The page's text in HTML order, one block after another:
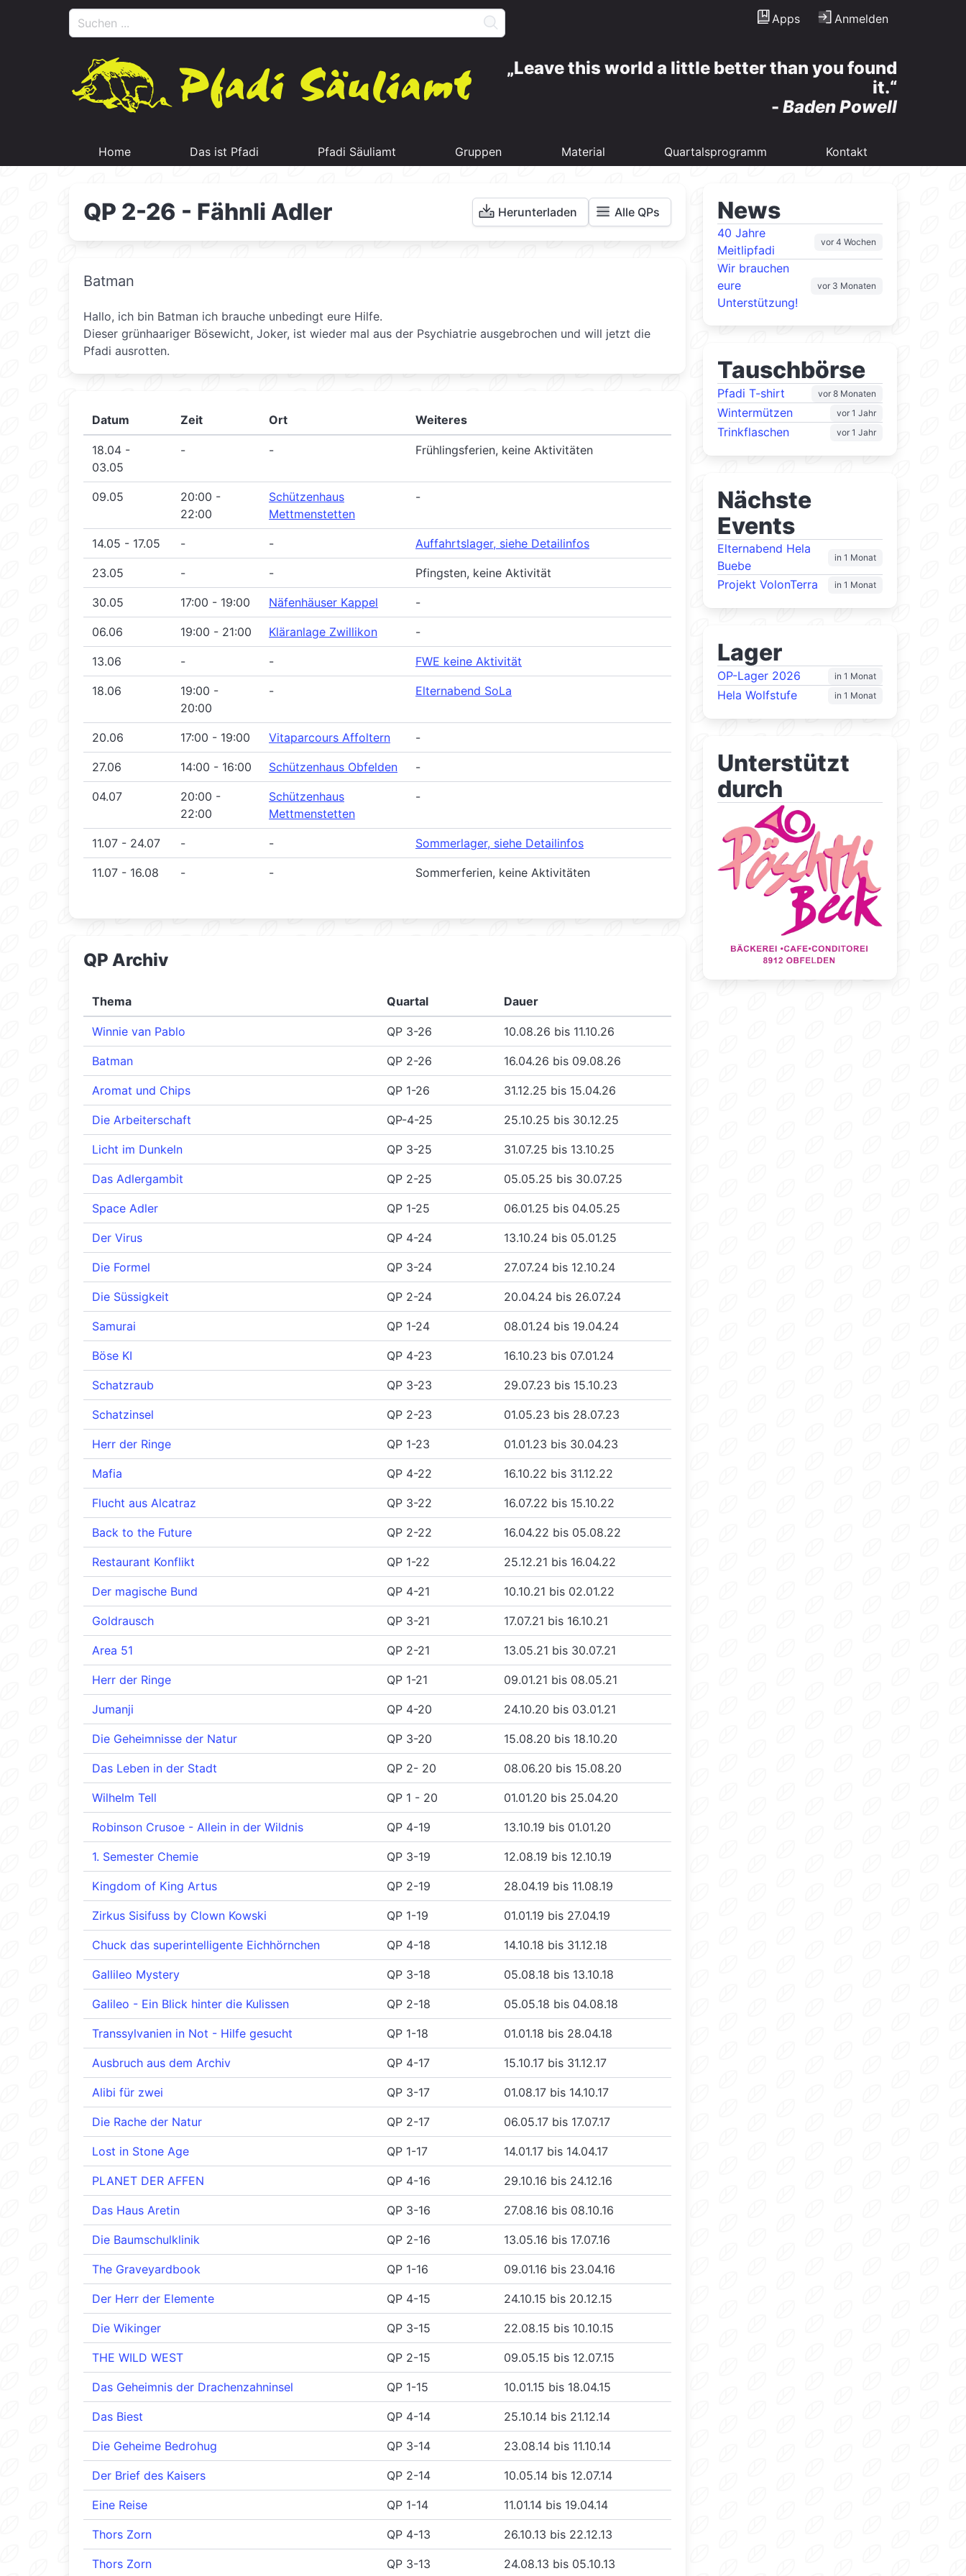
Apps Anmelden
Leave this world a little better than you found
it.
- Baden Powell
Home Das ist Pfadi Pfadi Säuliamt Gruppen Material Quartalsprogramm Kontakt
QP 2-26 - Fähnli Adler Herunterladen Alle QPs
Batman
Hallo, ich bin Batman ich brauche unbedingt eure Hilfe.
Dieser grünhaariger Bösewicht, Joker, ist wieder mal aus der Psychiatrie ausgebrochen und will jetzt die
Pfadi ausrotten.
Datum Zeit Ort Weiteres
18.04 -
03.05
- - Frühlingsferien, keine Aktivitäten
09.05
20:00 -
22:00
Schützenhaus
Mettmenstetten
-
14.05 - 17.05 - - Auffahrtslager, siehe Detailinfos
23.05 - - Pfingsten, keine Aktivität
30.05 17:00 - 19:00 Näfenhäuser Kappel -
06.06 19:00 - 21:00 Kläranlage Zwillikon -
13.06 - - FWE keine Aktivität
18.06
19:00 -
20:00
- Elternabend SoLa
20.06 17:00 - 19:00 Vitaparcours Affoltern -
27.06 14:00 - 16:00 Schützenhaus Obfelden -
04.07
20:00 -
22:00
Schützenhaus
Mettmenstetten
-
11.07 - 24.07 - - Sommerlager, siehe Detailinfos
11.07 - 16.08 - - Sommerferien, keine Aktivitäten
QP Archiv
Thema Quartal Dauer
Winnie van Pablo QP 3-26 10.08.26 bis 11.10.26
Batman QP 2-26 16.04.26 bis 09.08.26
Aromat und Chips QP 1-26 31.12.25 bis 15.04.26
Die Arbeiterschaft QP-4-25 25.10.25 bis 30.12.25
Licht im Dunkeln QP 3-25 31.07.25 bis 13.10.25
Das Adlergambit QP 2-25 05.05.25 bis 30.07.25
Space Adler QP 1-25 06.01.25 bis 04.05.25
Der Virus QP 4-24 13.10.24 bis 05.01.25
Die Formel QP 3-24 27.07.24 bis 12.10.24
Die Süssigkeit QP 2-24 20.04.24 bis 26.07.24
Samurai QP 1-24 08.01.24 bis 19.04.24
Böse KI QP 4-23 16.10.23 bis 07.01.24
Schatzraub QP 3-23 29.07.23 bis 15.10.23
Schatzinsel QP 2-23 01.05.23 bis 28.07.23
Herr der Ringe QP 1-23 01.01.23 bis 30.04.23
Mafia QP 4-22 16.10.22 bis 31.12.22
Flucht aus Alcatraz QP 3-22 16.07.22 bis 15.10.22
Back to the Future QP 2-22 16.04.22 bis 05.08.22
Restaurant Konflikt QP 1-22 25.12.21 bis 16.04.22
Der magische Bund QP 4-21 10.10.21 bis 02.01.22
Goldrausch QP 3-21 17.07.21 bis 16.10.21
Area 51 QP 2-21 13.05.21 bis 30.07.21
Herr der Ringe QP 1-21 09.01.21 bis 08.05.21
Jumanji QP 4-20 24.10.20 bis 03.01.21
Die Geheimnisse der Natur QP 3-20 15.08.20 bis 18.10.20
Das Leben in der Stadt QP 2- 20 08.06.20 bis 15.08.20
Wilhelm Tell QP 1 - 20 01.01.20 bis 25.04.20
Robinson Crusoe - Allein in der Wildnis QP 4-19 13.10.19 bis 01.01.20
1. Semester Chemie QP 3-19 12.08.19 bis 12.10.19
Kingdom of King Artus QP 2-19 28.04.19 bis 11.08.19
Zirkus Sisifuss by Clown Kowski QP 1-19 01.01.19 bis 27.04.19
Chuck das superintelligente Eichhörnchen QP 4-18 14.10.18 bis 31.12.18
Gallileo Mystery QP 3-18 05.08.18 bis 13.10.18
Galileo - Ein Blick hinter die Kulissen QP 2-18 05.05.18 bis 04.08.18
Transsylvanien in Not - Hilfe gesucht QP 1-18 01.01.18 bis 28.04.18
Ausbruch aus dem Archiv QP 4-17 15.10.17 bis 31.12.17
Alibi für zwei QP 3-17 01.08.17 bis 14.10.17
Die Rache der Natur QP 2-17 06.05.17 bis 17.07.17
Lost in Stone Age QP 1-17 14.01.17 bis 14.04.17
PLANET DER AFFEN QP 4-16 29.10.16 bis 24.12.16
Das Haus Aretin QP 3-16 27.08.16 bis 08.10.16
Die Baumschulklinik QP 2-16 13.05.16 bis 17.07.16
The Graveyardbook QP 1-16 09.01.16 bis 23.04.16
Der Herr der Elemente QP 4-15 24.10.15 bis 20.12.15
Die Wikinger QP 3-15 22.08.15 bis 10.10.15
THE WILD WEST QP 2-15 09.05.15 bis 12.07.15
Das Geheimnis der Drachenzahninsel QP 1-15 10.01.15 bis 18.04.15
Das Biest QP 4-14 25.10.14 bis 21.12.14
Die Geheime Bedrohug QP 3-14 23.08.14 bis 11.10.14
Der Brief des Kaisers QP 2-14 10.05.14 bis 12.07.14
Eine Reise QP 1-14 11.01.14 bis 19.04.14
Thors Zorn QP 4-13 26.10.13 bis 22.12.13
Thors Zorn QP 3-13 24.08.13 bis 05.10.13
News
40 Jahre
Meitlipfadi
vor 4 Wochen
Wir brauchen
eure
Unterstützung!
vor 3 Monaten
Tauschbörse
Pfadi T-shirt vor 8 Monaten
Wintermützen vor 1 Jahr
Trinkflaschen vor 1 Jahr
Nächste
Events
Elternabend Hela
Buebe
in 1 Monat
Projekt VolonTerra in 1 Monat
Lager
OP-Lager 2026 in 1 Monat
Hela Wolfstufe in 1 Monat
Unterstützt
durch